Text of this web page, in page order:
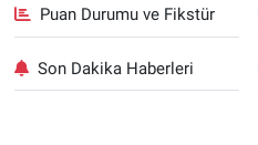
Puan Durumu ve Fikstür
Son Dakika Haberleri